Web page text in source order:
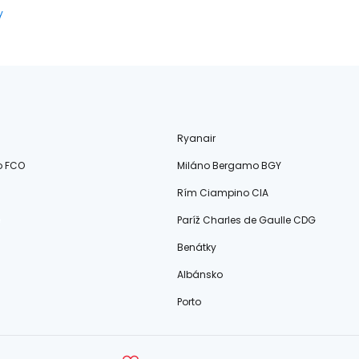
Ryanair
Miláno Bergamo BGY
Rím Ciampino CIA
Paríž Charles de Gaulle CDG
Benátky
Albánsko
Porto